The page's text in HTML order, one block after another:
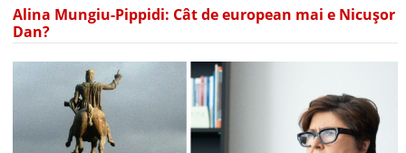
Alina Mungiu-Pippidi: Cât de european mai e Nicușor
Dan?